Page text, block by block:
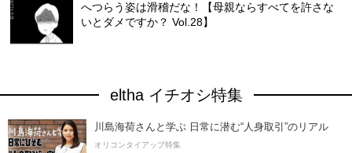
へつらう姿は滑稽だな！【母親ならすべてを許さな
いとダメですか？ Vol.28】
eltha イチオシ特集
川島海荷さんと学ぶ 日常に潜む“人身取引”のリアル
オリコンタイアップ特集